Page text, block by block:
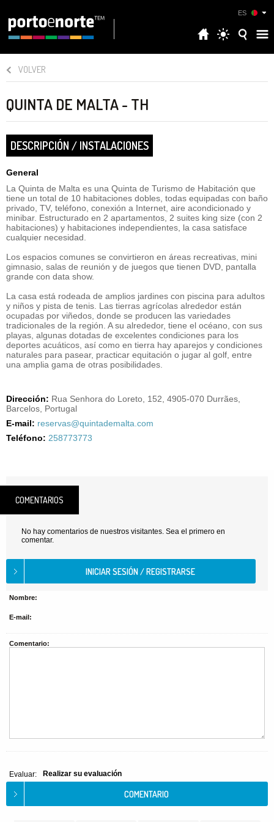
ES
VOLVER
QUINTA DE MALTA - TH
DESCRIPCIÓN / INSTALACIONES
General
La Quinta de Malta es una Quinta de Turismo de Habitación que
tiene un total de 10 habitaciones dobles, todas equipadas con baño
privado, TV, teléfono, conexión a Internet, aire acondicionado y
minibar. Estructurado en 2 apartamentos, 2 suites king size (con 2
habitaciones) y habitaciones independientes, la casa satisface
cualquier necesidad.
Los espacios comunes se convirtieron en áreas recreativas, mini
gimnasio, salas de reunión y de juegos que tienen DVD, pantalla
grande con data show.
La casa está rodeada de amplios jardines con piscina para adultos
y niños y pista de tenis. Las tierras agrícolas alrededor están
ocupadas por viñedos, donde se producen las variedades
tradicionales de la región. A su alrededor, tiene el océano, con sus
playas, algunas dotadas de excelentes condiciones para los
deportes acuáticos, así como en tierra hay aparejos y condiciones
naturales para pasear, practicar equitación o jugar al golf, entre
una amplia gama de otras posibilidades.
Dirección: Rua Senhora do Loreto, 152, 4905-070 Durrães,
Barcelos, Portugal
E-mail: reservas@quintademalta.com
Teléfono: 258773773
COMENTARIOS
No hay comentarios de nuestros visitantes. Sea el primero en
comentar.
Nombre:
E-mail:
Comentario:
Evaluar: Realizar su evaluación